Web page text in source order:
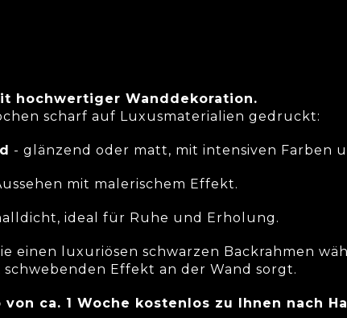
hochwertiger Wanddekoration.
scharf auf Luxusmaterialien gedruckt:
- glänzend oder matt, mit intensiven Farben
mit malerischem Effekt.
ideal für Ruhe und Erholung.
einen luxuriösen schwarzen Backrahmen
Effekt an der Wand sorgt.
ca. 1 Woche kostenlos zu Ihnen nach